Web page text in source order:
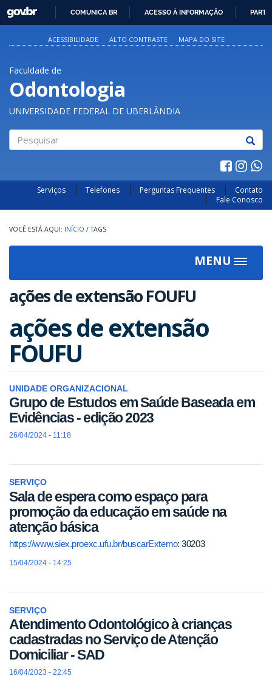
PARA
O
GOVBR
COMUNICA BR ACESSO À INFORMAÇÃO
ACESSIBILIDADE ALTO CONTRASTE MAPA DO SITE
Faculdade de
Odontologia
UNIVERSIDADE FEDERAL DE UBERLÂNDIA
Serviços Telefones Perguntas Frequentes
Contato
Fale Conosco
INÍCIO / TAGS
MENU
Toggle
ações de extensão FOUFU
ações de extensão
FOUFU
UNIDADE ORGANIZACIONAL
Grupo de Estudos em Saúde Baseada em
Evidências - edição 2023
26/04/2024 - 11:18
SERVIÇO
Sala de espera como espaço para
promoção da educação em saúde na
atenção básica
https://www.siex.proexc.ufu.br/buscarExterno: 30203
15/04/2024 - 14:25
SERVIÇO
Atendimento Odontológico à crianças
cadastradas no Serviço de Atenção
Domiciliar - SAD
16/04/2023 - 22:45